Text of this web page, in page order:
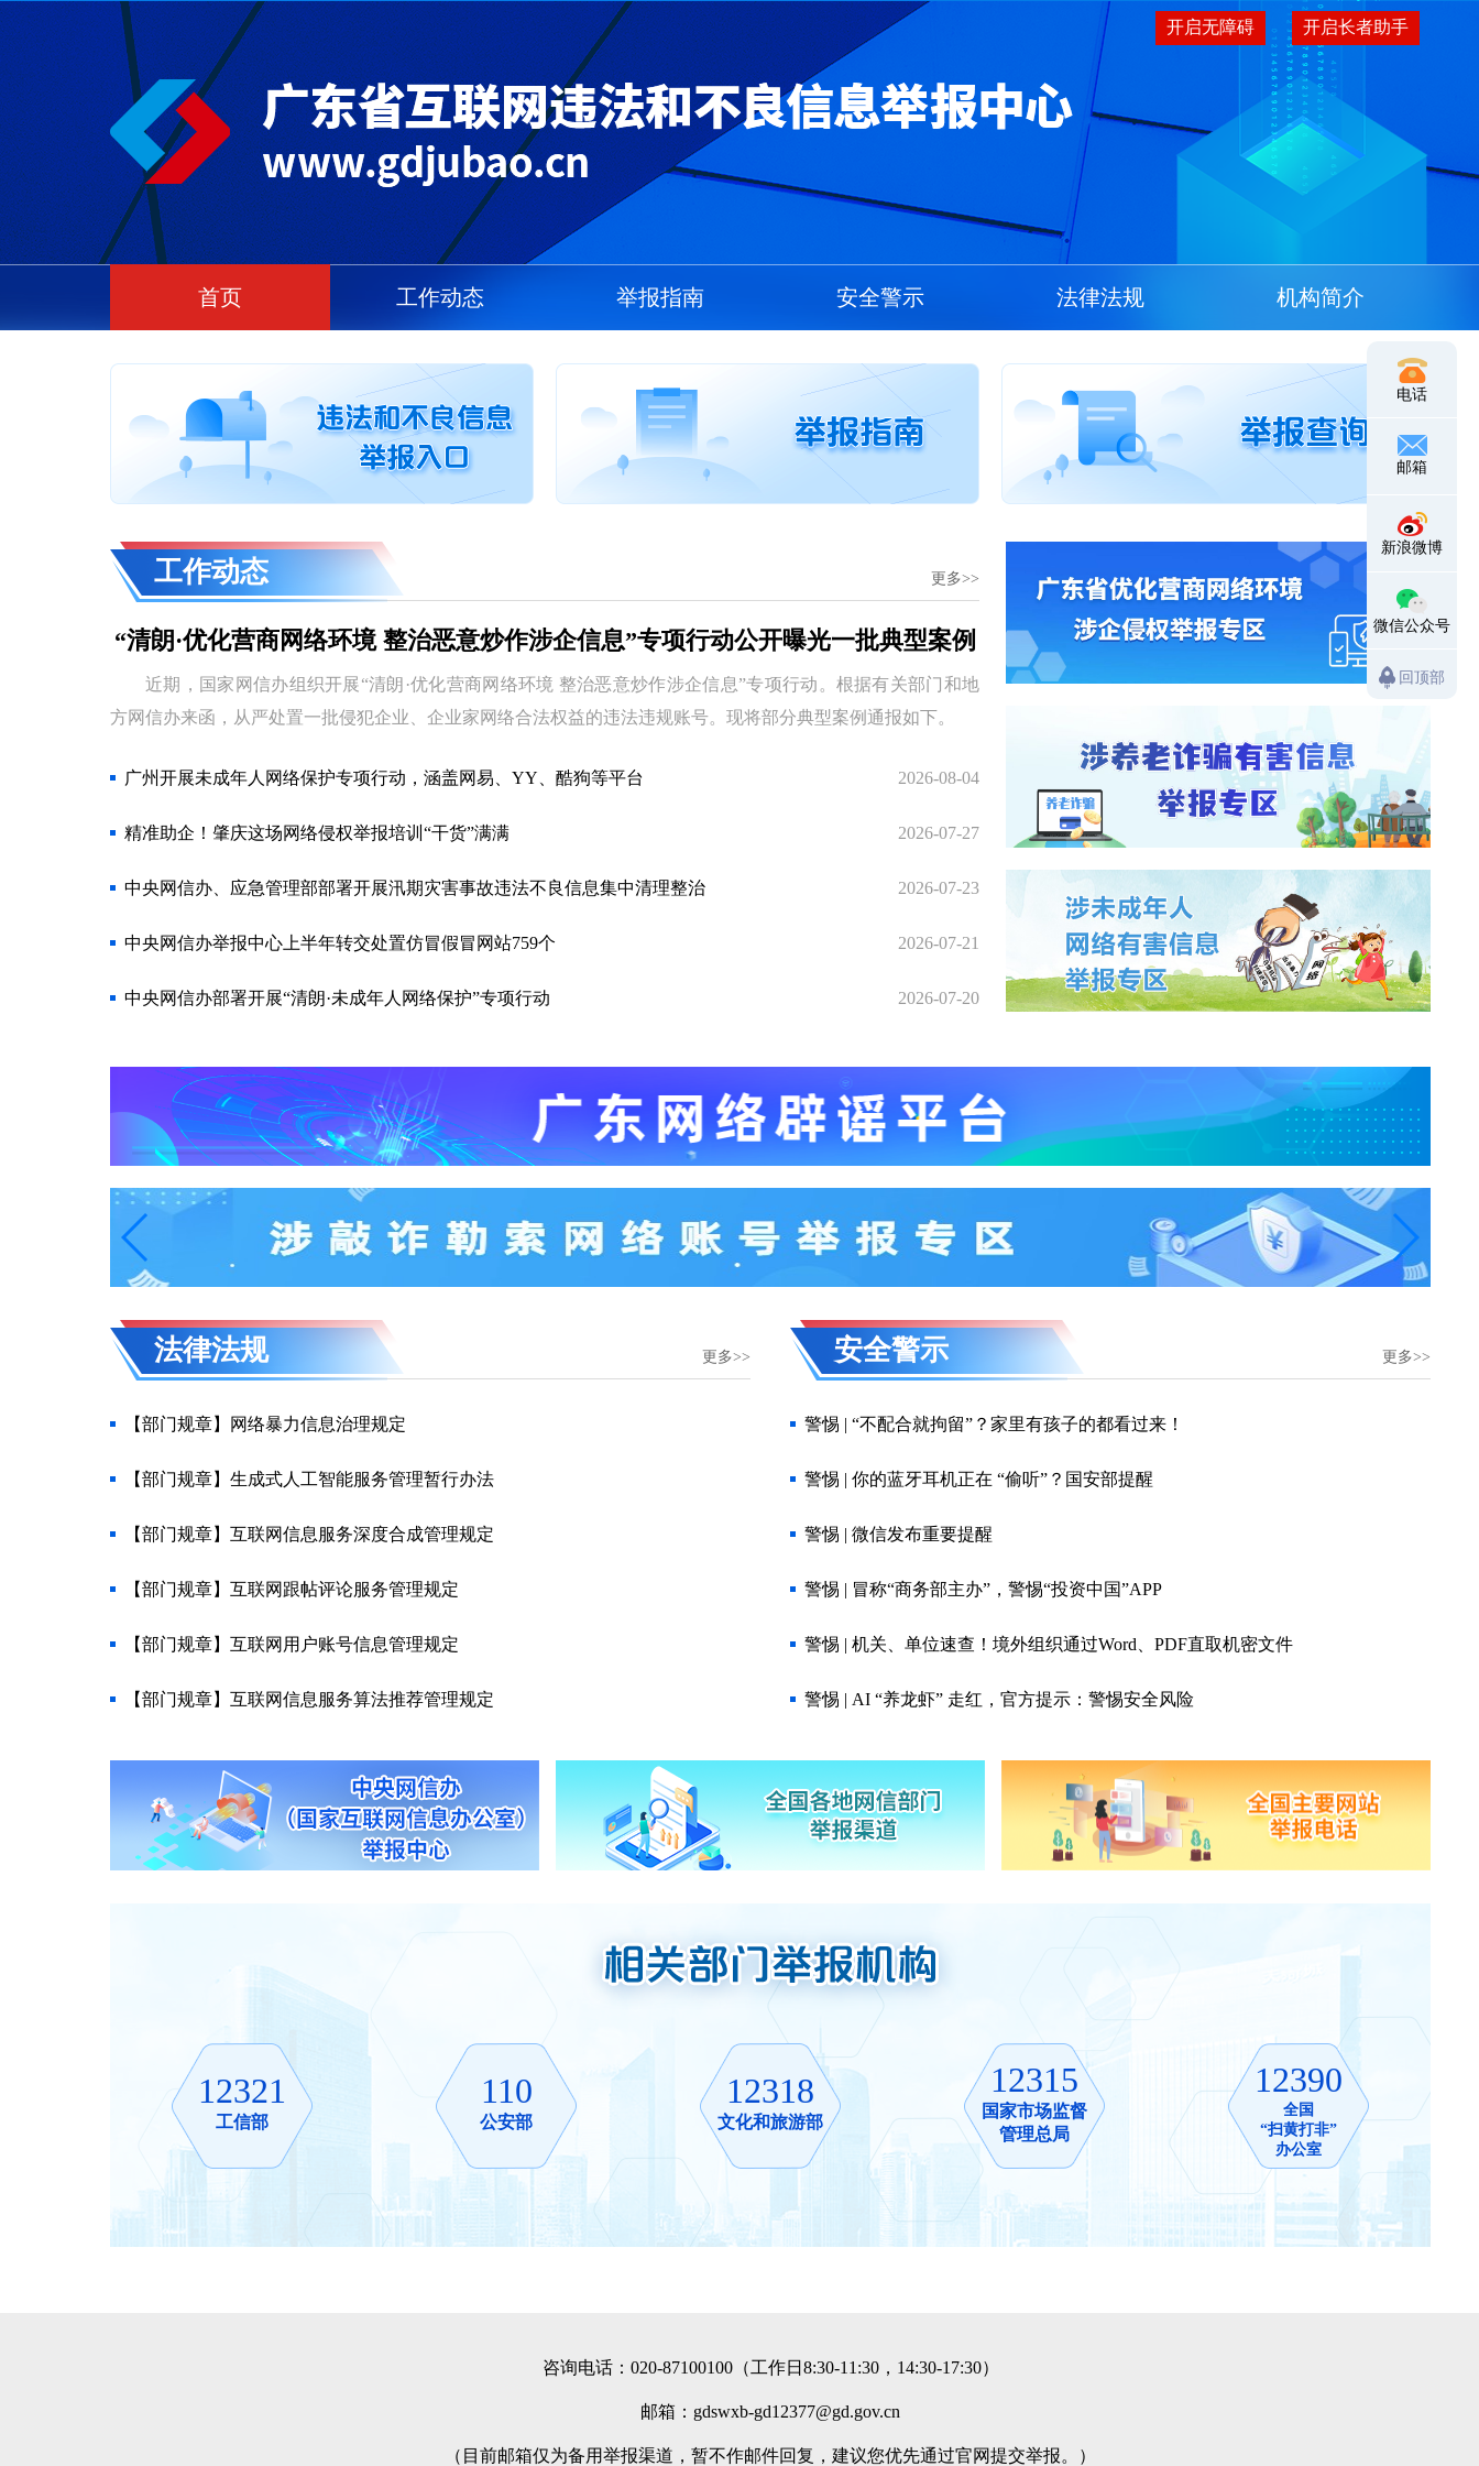
开启无障碍 开启长者助手
首页 工作动态 举报指南 安全警示 法律法规 机构简介
工作动态 更多>>
“清朗·优化营商网络环境 整治恶意炒作涉企信息”专项行动公开曝光一批典型案例
近期，国家网信办组织开展“清朗·优化营商网络环境 整治恶意炒作涉企信息”专项行动。根据有关部门和地
方网信办来函，从严处置一批侵犯企业、企业家网络合法权益的违法违规账号。现将部分典型案例通报如下。
广州开展未成年人网络保护专项行动，涵盖网易、YY、酷狗等平台 2026-08-04
精准助企！肇庆这场网络侵权举报培训“干货”满满 2026-07-27
中央网信办、应急管理部部署开展汛期灾害事故违法不良信息集中清理整治 2026-07-23
中央网信办举报中心上半年转交处置仿冒假冒网站759个 2026-07-21
中央网信办部署开展“清朗·未成年人网络保护”专项行动 2026-07-20
法律法规 更多>>
【部门规章】网络暴力信息治理规定
【部门规章】生成式人工智能服务管理暂行办法
【部门规章】互联网信息服务深度合成管理规定
【部门规章】互联网跟帖评论服务管理规定
【部门规章】互联网用户账号信息管理规定
【部门规章】互联网信息服务算法推荐管理规定
安全警示 更多>>
警惕 | “不配合就拘留”？家里有孩子的都看过来！
警惕 | 你的蓝牙耳机正在 “偷听”？国安部提醒
警惕 | 微信发布重要提醒
警惕 | 冒称“商务部主办”，警惕“投资中国”APP
警惕 | 机关、单位速查！境外组织通过Word、PDF直取机密文件
警惕 | AI “养龙虾” 走红，官方提示：警惕安全风险
12321
工信部
110
公安部
12318
文化和旅游部
12315
国家市场监督
管理总局
12390
全国
“扫黄打非”
办公室
咨询电话：020-87100100（工作日8:30-11:30，14:30-17:30）
邮箱：gdswxb-gd12377@gd.gov.cn
（目前邮箱仅为备用举报渠道，暂不作邮件回复，建议您优先通过官网提交举报。）
电话
邮箱
新浪微博
微信公众号
回顶部